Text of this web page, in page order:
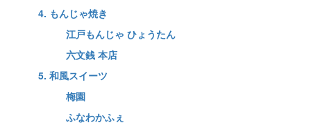
4. もんじゃ焼き
江戸もんじゃ ひょうたん
六文銭 本店
5. 和風スイーツ
梅園
ふなわかふぇ